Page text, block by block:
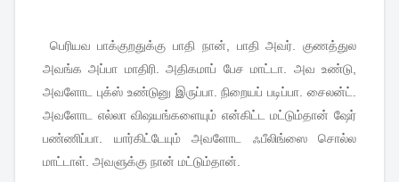
பெரியவ பாக்குறதுக்கு பாதி நான் பாதி அவர் .குணத்துல
அவங்க அப்பா மாதிரி .அதிகமாப் பேச மாட்டா அவ உண்டு
அவளோட
புக்ஸ் உண்டுனு இருப்பா.நிறையப் படிப்பா .சைலன்ட்
அவளோட
எல்லா விஷயங்களையும் என்கிட்ட மட்டும்தான் ஷேர்
பண்ணிப்பா
யார்கிட்டேயும் அவளோட ஃபீலிங்ஸை
சொல்ல
மாட்டாள் அவளுக்கு நான் மட்டும்தான்